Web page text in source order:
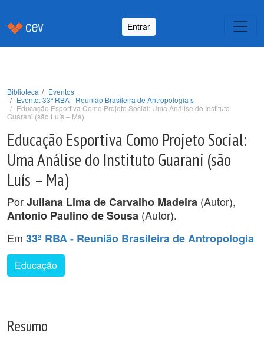
Entrar
Biblioteca
Eventos
Evento: 33ª RBA - Reunião Brasileira de Antropologia s
Educação Esportiva Como Projeto Social: Uma Análise do Instituto
Guarani (são Luís – Ma)
Educação Esportiva Como Projeto Social:
Uma Análise do Instituto Guarani (são
Luís – Ma)
PorJuliana Lima de Carvalho Madeira (Autor),
Antonio Paulino de Sousa (Autor).
Em 33ª RBA - Reunião Brasileira de Antropologia
Educação
Resumo